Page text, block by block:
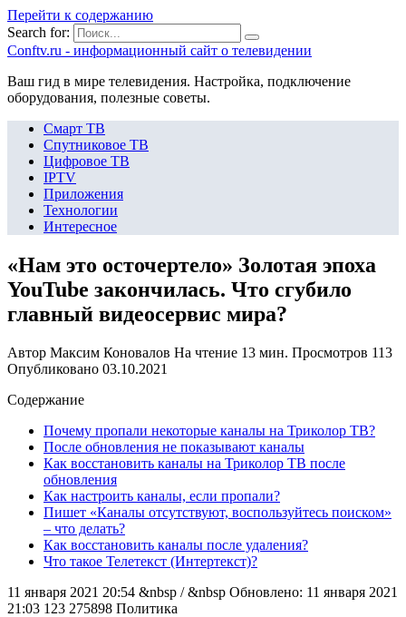
Перейти к содержанию
Search for:
Сonftv.ru - информационный сайт о телевидении
Ваш гид в мире телевидения. Настройка, подключение
оборудования, полезные советы.
Смарт ТВ
Спутниковое ТВ
Цифровое ТВ
IPTV
Приложения
Технологии
Интересное
«Нам это осточертело» Золотая эпоха
YouTube закончилась. Что сгубило
главный видеосервис мира?
Автор Максим Коновалов На чтение 13 мин. Просмотров 113
Опубликовано 03.10.2021
Содержание
Почему пропали некоторые каналы на Триколор ТВ?
После обновления не показывают каналы
Как восстановить каналы на Триколор ТВ после
обновления
Как настроить каналы, если пропали?
Пишет «Каналы отсутствуют, воспользуйтесь поиском»
– что делать?
Как восстановить каналы после удаления?
Что такое Телетекст (Интертекст)?
11 января 2021 20:54 &nbsp / &nbsp Обновлено: 11 января 2021
21:03 123 275898 Политика